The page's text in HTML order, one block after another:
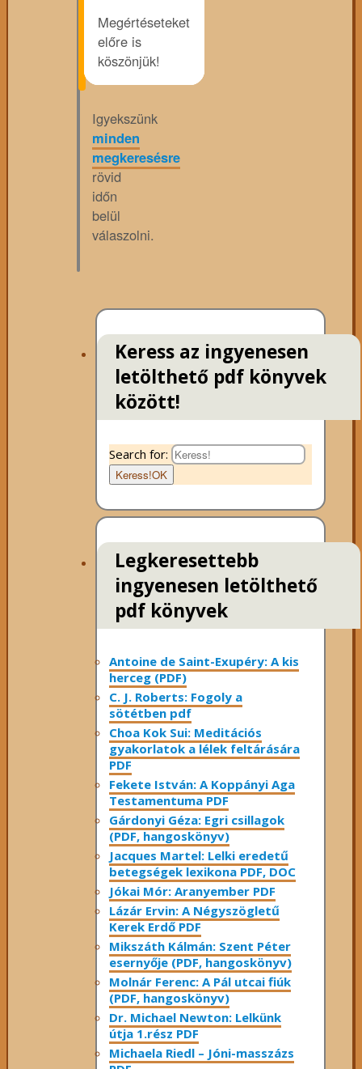
Megértéseteket
előre is
köszönjük!
Igyekszünk
minden
megkeresésre
rövid
időn
belül
válaszolni.
Keress az ingyenesen
letölthető pdf könyvek
között!
Search for:
Keress!OK
Legkeresettebb
ingyenesen letölthető
pdf könyvek
Antoine de Saint-Exupéry: A kis
herceg (PDF)
C. J. Roberts: Fogoly a
sötétben pdf
Choa Kok Sui: Meditációs
gyakorlatok a lélek feltárására
PDF
Fekete István: A Koppányi Aga
Testamentuma PDF
Gárdonyi Géza: Egri csillagok
(PDF, hangoskönyv)
Jacques Martel: Lelki eredetű
betegségek lexikona PDF, DOC
Jókai Mór: Aranyember PDF
Lázár Ervin: A Négyszögletű
Kerek Erdő PDF
Mikszáth Kálmán: Szent Péter
esernyője (PDF, hangoskönyv)
Molnár Ferenc: A Pál utcai fiúk
(PDF, hangoskönyv)
Dr. Michael Newton: Lelkünk
útja 1.rész PDF
Michaela Riedl – Jóni-masszázs